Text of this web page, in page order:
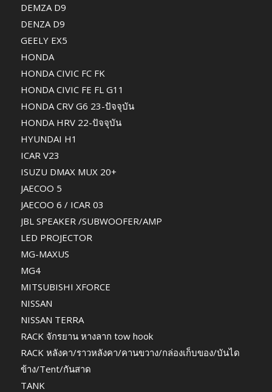
DEMZA D9
DENZA D9
GEELY EX5
HONDA
HONDA CIVIC FC FK
HONDA CIVIC FE FL G11
HONDA CRV G6 23-ปัจจุบัน
HONDA HRV 22-ปัจจุบัน
HYUNDAI H1
ICAR V23
ISUZU DMAX MUX 20+
JAECOO 5
JAECOO 6 / ICAR 03
JBL SPEAKER /SUBWOOFER/AMP
LED PROJECTOR
MG-MAXUS
MG4
MITSUBISHI XFORCE
NISSAN
NISSAN TERRA
RACK จักรยาน หางลาก tow hook
RACK หลังคา/ราวหลังคา/คานขวาง/กล่องเก็บของ/บันได
ข้าง/Tent/กันสาด
TANK